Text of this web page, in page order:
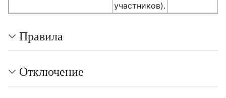
участников).
Правила
Отключение